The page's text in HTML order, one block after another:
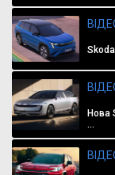
Нова
...